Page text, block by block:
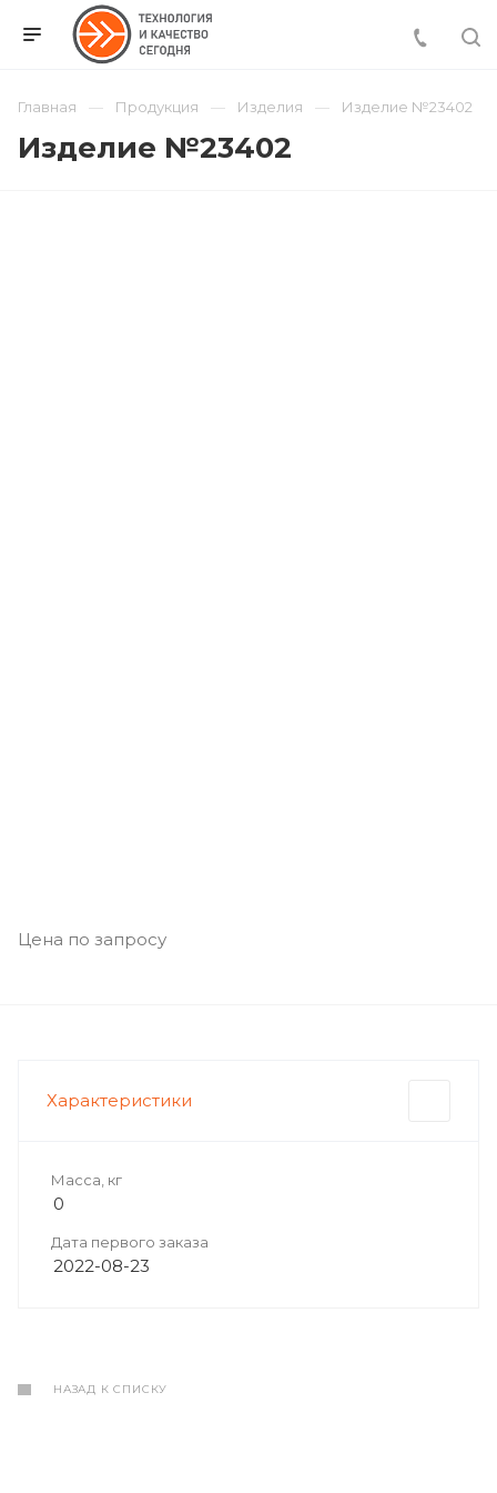
Главная Продукция Изделия Изделие №23402
Изделие №23402
Цена по запросу
Характеристики
Масса, кг
0
Дата первого заказа
2022-08-23
НАЗАД К СПИСКУ